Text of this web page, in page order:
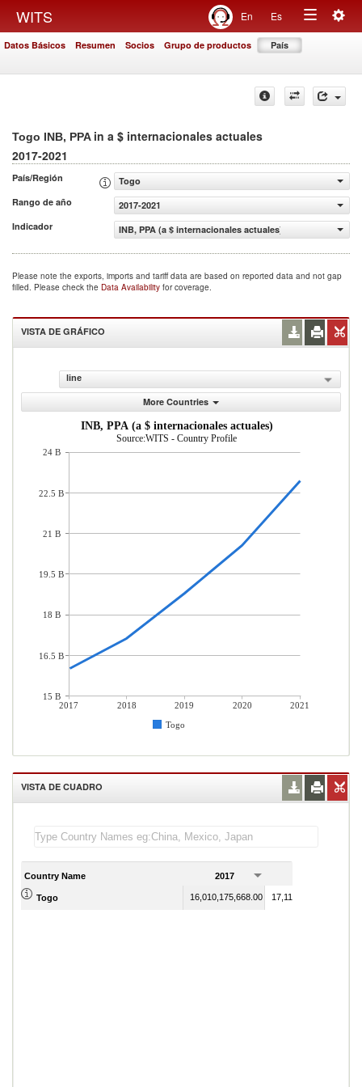
WITS En Es
Toggle
Datos Básicos Resumen Socios Grupo de productos País
Togo INB, PPA in a $ internacionales actuales
2017-2021
País/Región
Togo
Rango de año
2017-2021
Indicador
INB, PPA (a $ internacionales actuales)
Please note the exports, imports and tariff data are based on reported data and not gap
filled. Please check the Data Availability for coverage.
VISTA DE GRÁFICO
line
More Countries
INB, PPA (a $ internacionales actuales)
Source:WITS - Country Profile
2017 2018 2019 2020
2021
Togo
24 B
22.5 B
21 B
19.5 B
18 B
16.5 B
15 B
VISTA DE CUADRO
Country Name 2017
Togo 16,010,175,668.00 17,118,616,714.00